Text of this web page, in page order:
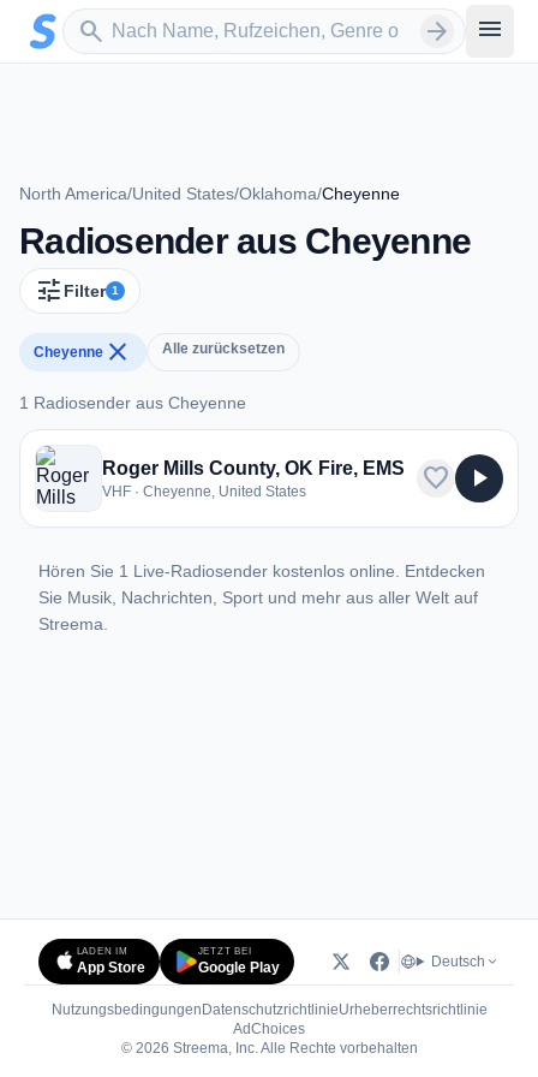
Zum Hauptinhalt springen
search
Sender suchen arrow_forward menu
North America/United States/Oklahoma/Cheyenne
Radiosender aus Cheyenne
tune Filter 1
Cheyenne close Alle zurücksetzen
1 Radiosender aus Cheyenne
1 Radiosender aus Cheyenne
Roger Mills County, OK Fire, EMS
VHF · Cheyenne, United States favorite play_arrow
Hören Sie 1 Live-Radiosender kostenlos online. Entdecken
Sie Musik, Nachrichten, Sport und mehr aus aller Welt auf
Streema.
LADEN IM
App Store
JETZT BEI
Google Play Deutsch
Nutzungsbedingungen DatenschutzrichtlinieUrheberrechtsrichtlinie
AdChoices(öffnet in neuem Tab)
© 2026 Streema, Inc. Alle Rechte vorbehalten